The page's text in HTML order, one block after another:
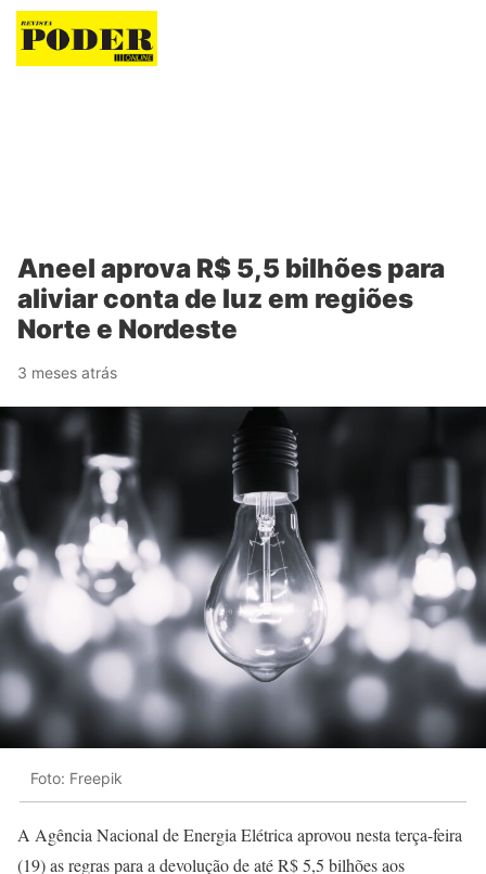
Revista Poder
Aneel aprova R$ 5,5 bilhões para
aliviar conta de luz em regiões
Norte e Nordeste
3 meses atrás
Foto: Freepik
A Agência Nacional de Energia Elétrica aprovou nesta terça-feira
(19) as regras para a devolução de até R$ 5,5 bilhões aos